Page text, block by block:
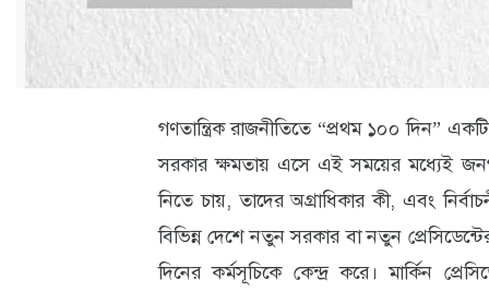
ক্যারিয়ার
গণতান্ত্রিক রাজনীতিতে “প্রথম ১০০ দিন”
সরকার ক্ষমতায় এসে এই সময়ের মধ্যেই
নিতে চায়, তাদের অগ্রাধিকার কী, এবং
বিভিন্ন দেশে নতুন সরকার বা নতুন
দিনের কর্মসূচিকে কেন্দ্র করে। মার্কিন